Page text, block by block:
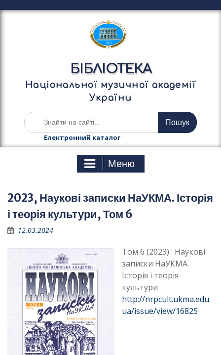
е
у
БІБЛІОТЕКА
Національної музичної академії
України
Ш
у
а
Електронний каталог
Меню
2023, Наукові записки НаУКМА. Історія
і теорія культури, Том 6
12.03.2024
Том 6 (2023) : Наукові
записки НаУКМА.
Історія і теорія
культури
http://nrpcult.ukma.edu.
ua/issue/view/16825